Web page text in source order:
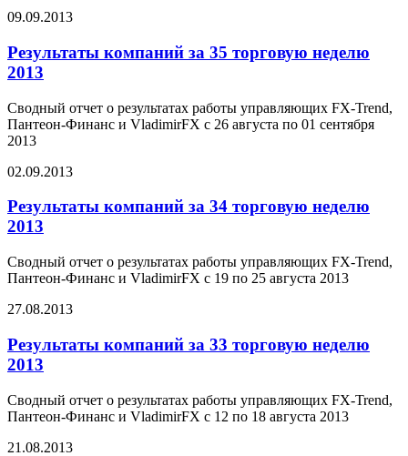
09.09.2013
Результаты компаний за 35 торговую неделю
2013
Сводный отчет о результатах работы управляющих FX-Trend,
Пантеон-Финанс и VladimirFX с 26 августа по 01 сентября
2013
02.09.2013
Результаты компаний за 34 торговую неделю
2013
Сводный отчет о результатах работы управляющих FX-Trend,
Пантеон-Финанс и VladimirFX с 19 по 25 августа 2013
27.08.2013
Результаты компаний за 33 торговую неделю
2013
Сводный отчет о результатах работы управляющих FX-Trend,
Пантеон-Финанс и VladimirFX с 12 по 18 августа 2013
21.08.2013